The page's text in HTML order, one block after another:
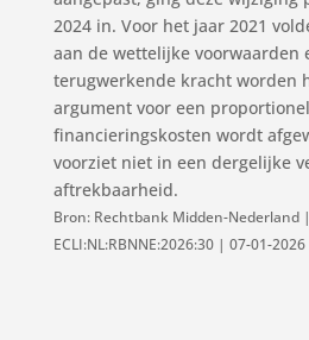
2024 in. Voor het jaar 2021
aan de wettelijke voorwaarden
terugwerkende kracht worden
argument voor een
financieringskosten wordt
voorziet niet in een dergelijke
aftrekbaarheid.
Bron: Rechtbank Midden-
ECLI:NL:RBNNE:2026:30 | 07-01-2026